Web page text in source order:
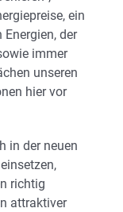
ein
der
immer
unseren
hier vor
in der neuen
richtig
attraktiver